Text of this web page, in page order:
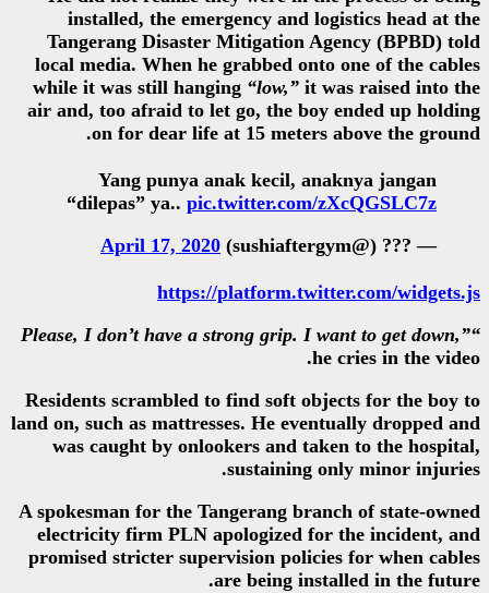
installed, the emergency
Tangerang Disaster
local media. When he
while it was still hanging
air and, too afraid to let go,
on for dear life at 15
Yang punya anak
“dilepas” ya..
April 17, 2020
https://
Residents scrambled to find
land on, such as mattresses. He
was caught by onlookers
A spokesman for the Tangerang
electricity firm PLN
promised stricter supervision
are